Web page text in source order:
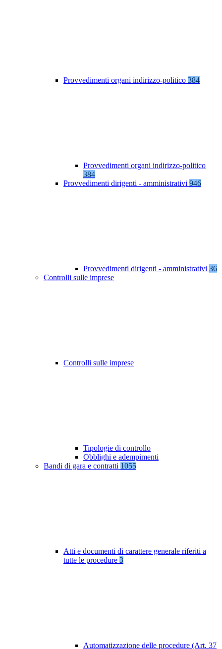
Provvedimenti organi indirizzo-politico 384
Provvedimenti organi indirizzo-politico
384
Provvedimenti dirigenti - amministrativi 946
Provvedimenti dirigenti - amministrativi 36
Controlli sulle imprese
Controlli sulle imprese
Tipologie di controllo
Obblighi e adempimenti
Bandi di gara e contratti 1055
Atti e documenti di carattere generale riferiti a
tutte le procedure 3
Automatizzazione delle procedure (Art. 37